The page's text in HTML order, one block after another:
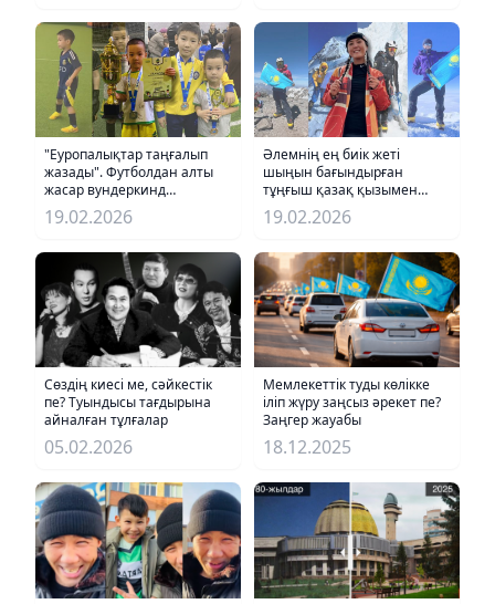
"Еуропалықтар таңғалып
жазады". Футболдан алты
жасар вундеркинд
Айсұлтанның таланты
таңдай қақтырды
19.02.2026
Әлемнің ең биік жеті
шыңын бағындырған
тұңғыш қазақ қызымен
сұхбат
19.02.2026
Сөздің киесі ме, сәйкестік
пе? Туындысы тағдырына
айналған тұлғалар
05.02.2026
Мемлекеттік туды көлікке
іліп жүру заңсыз әрекет пе?
Заңгер жауабы
18.12.2025